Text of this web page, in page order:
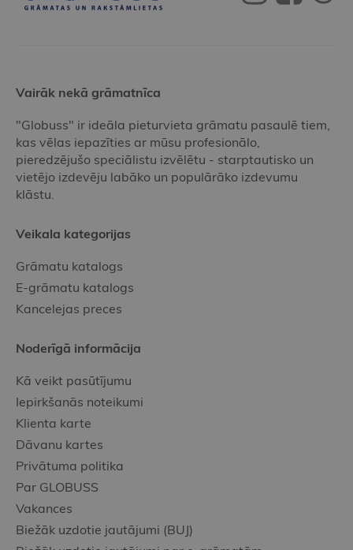
Vairāk nekā grāmatnīca
"Globuss" ir ideāla pieturvieta grāmatu pasaulē tiem,
kas vēlas iepazīties ar mūsu profesionālo,
pieredzējušo speciālistu izvēlētu - starptautisko un
vietējo izdevēju labāko un populārāko izdevumu
klāstu.
Veikala kategorijas
Grāmatu katalogs
E-grāmatu katalogs
Kancelejas preces
Noderīgā informācija
Kā veikt pasūtījumu
Iepirkšanās noteikumi
Klienta karte
Dāvanu kartes
Privātuma politika
Par GLOBUSS
Vakances
Biežāk uzdotie jautājumi (BUJ)